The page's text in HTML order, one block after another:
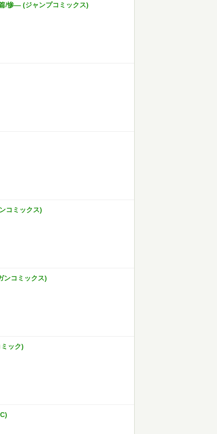
/惨― (ジャンプコミックス)
コミックス)
ンコミックス)
ック)